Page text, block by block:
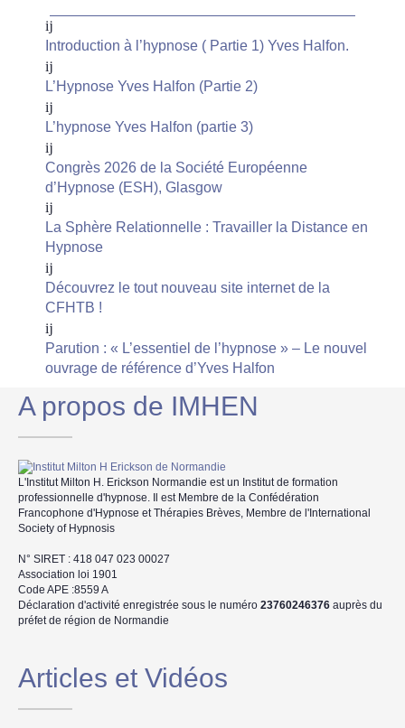
Introduction à l’hypnose ( Partie 1) Yves Halfon.
L’Hypnose Yves Halfon (Partie 2)
L’hypnose Yves Halfon (partie 3)
Congrès 2026 de la Société Européenne
d’Hypnose (ESH), Glasgow
La Sphère Relationnelle : Travailler la Distance en
Hypnose
Découvrez le tout nouveau site internet de la
CFHTB !
Parution : « L’essentiel de l’hypnose » – Le nouvel
ouvrage de référence d’Yves Halfon
A propos de IMHEN
L'Institut Milton H. Erickson Normandie est un Institut de formation
professionnelle d'hypnose. Il est Membre de la Confédération
Francophone d'Hypnose et Thérapies Brèves, Membre de l'International
Society of Hypnosis
N° SIRET : 418 047 023 00027
Association loi 1901
Code APE :8559 A
Déclaration d'activité enregistrée sous le numéro 23760246376 auprès du
préfet de région de Normandie
Articles et Vidéos